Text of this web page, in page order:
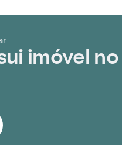
imóvel